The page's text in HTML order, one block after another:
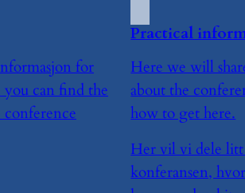
for
can find the
Practical
Here we will
about the
how to get here.
Her vil vi dele
konferansen,